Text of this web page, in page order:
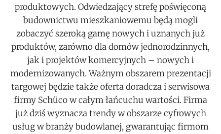
produktowych. Odwiedzający strefę poświęconą
budownictwu mieszkaniowemu będą mogli
zobaczyć szeroką gamę nowych i uznanych już
produktów, zarówno dla domów jednorodzinnych,
jak i projektów komercyjnych – nowych i
modernizowanych. Ważnym obszarem prezentacji
targowej będzie także oferta doradcza i serwisowa
firmy Schüco w całym łańcuchu wartości. Firma
już dziś wyznacza trendy w obszarze cyfrowych
usług w branży budowlanej, gwarantując firmom